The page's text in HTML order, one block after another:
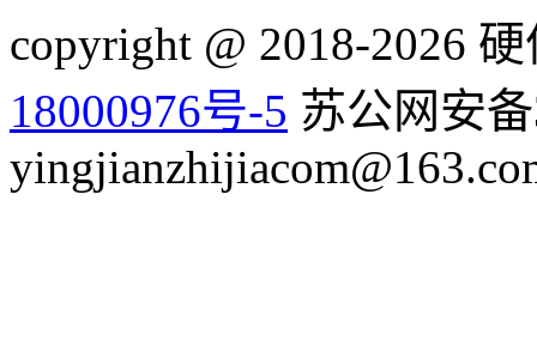
copyright @ 2018-2026
18000976号-5 苏公网安